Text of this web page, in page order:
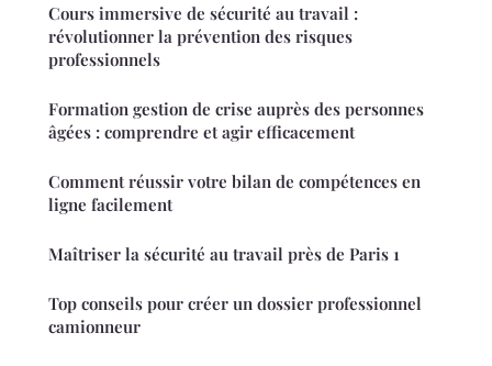
Cours immersive de sécurité au travail :
révolutionner la prévention des risques
professionnels
Formation gestion de crise auprès des personnes
âgées : comprendre et agir efficacement
Comment réussir votre bilan de compétences en
ligne facilement
Maîtriser la sécurité au travail près de Paris 1
Top conseils pour créer un dossier professionnel
camionneur